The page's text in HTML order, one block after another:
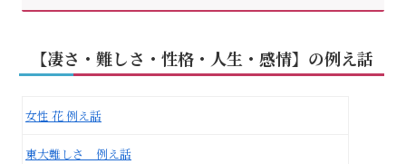
【凄さ・難しさ・性格・人生・感情】の例え話
女性 花 例え話
東大難しさ 例え話